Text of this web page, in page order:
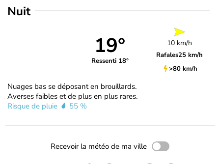
Nuit
19°
Ressenti 18°
10 km/h
Rafales25 km/h
>80 km/h
Nuages bas se déposant en brouillards.
Averses faibles et de plus en plus rares.
Risque de pluie
55 %
Recevoir la météo de ma ville